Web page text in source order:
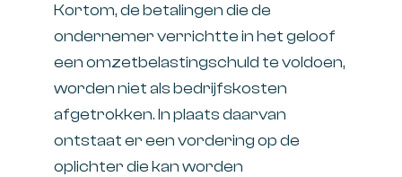
Kortom, de betalingen die de
ondernemer verrichtte in het geloof
een omzetbelastingschuld te voldoen,
worden niet als bedrijfskosten
afgetrokken. In plaats daarvan
ontstaat er een vordering op de
oplichter die kan worden